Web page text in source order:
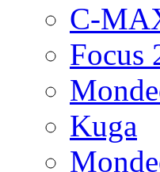
C-
Focus
Kuga